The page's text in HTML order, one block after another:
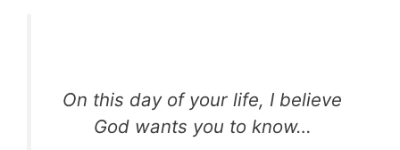
On this day of your life, I believe
God wants you to know…